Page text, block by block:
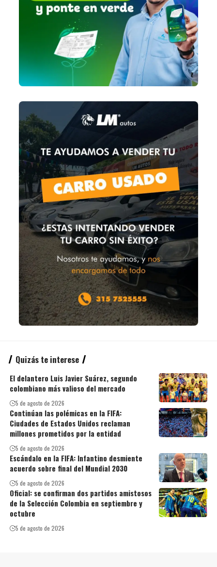
Quizás te interese
El delantero Luis Javier Suárez, segundo
colombiano más valioso del mercado
5 de agosto de 2026
Continúan las polémicas en la FIFA:
Ciudades de Estados Unidos reclaman
millones prometidos por la entidad
5 de agosto de 2026
Escándalo en la FIFA: Infantino desmiente
acuerdo sobre final del Mundial 2030
5 de agosto de 2026
Oficial: se confirman dos partidos amistosos
de la Selección Colombia en septiembre y
octubre
5 de agosto de 2026